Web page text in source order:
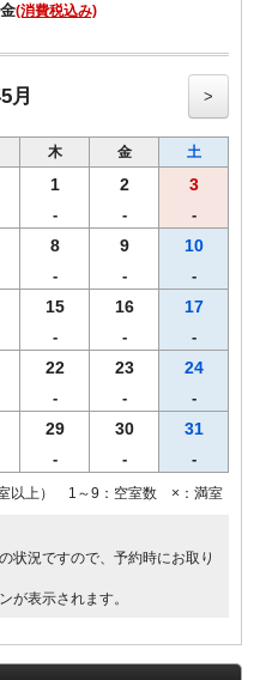
ット環境無料
街もあり最適な立地です
(消費税込み)
月 >
木 金 土
1
-
2
-
3
-
8
-
9
-
10
-
15
-
16
-
17
-
22
-
23
-
24
-
29
-
30
-
31
-
以上） 1～9：空室数 ×：満室
状況ですので、予約時にお取り
が表示されます。